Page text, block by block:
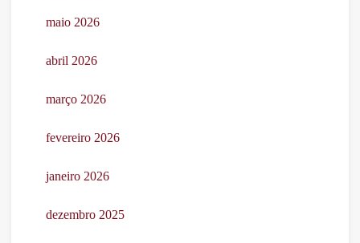
maio 2026
abril 2026
março 2026
fevereiro 2026
janeiro 2026
dezembro 2025